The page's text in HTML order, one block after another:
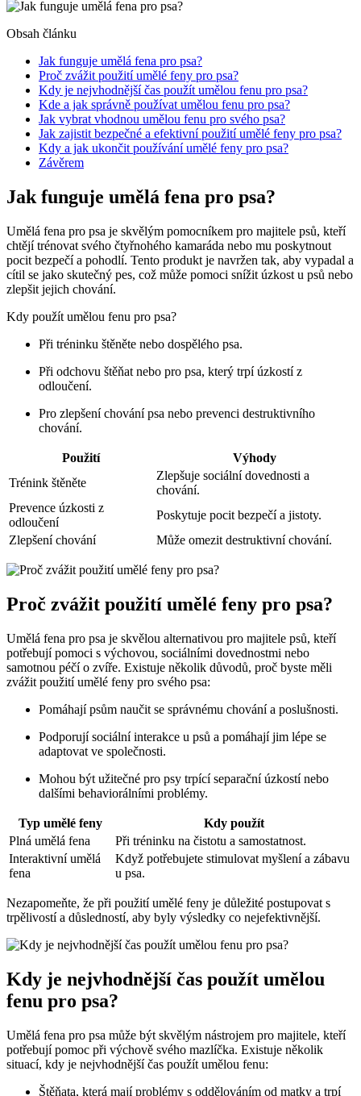
Obsah článku
Jak funguje umělá fena pro psa?
Proč zvážit použití umělé feny pro psa?
Kdy je nejvhodnější čas použít umělou fenu pro psa?
Kde a jak správně používat umělou fenu pro psa?
Jak vybrat vhodnou umělou fenu pro svého psa?
Jak zajistit bezpečné a efektivní použití umělé feny pro psa?
Kdy a jak ukončit používání umělé feny pro psa?
Závěrem
Jak funguje umělá fena pro psa?
Umělá fena pro psa je skvělým pomocníkem pro majitele psů, kteří
chtějí trénovat svého čtyřnohého kamaráda nebo mu poskytnout
pocit bezpečí a pohodlí. Tento produkt je navržen tak, aby vypadal a
cítil se jako skutečný pes, což může pomoci snížit úzkost u psů nebo
zlepšit jejich chování.
Kdy použít umělou fenu pro psa?
Při tréninku štěněte nebo dospělého psa.
Při odchovu štěňat nebo pro psa, který trpí úzkostí z
odloučení.
Pro zlepšení chování psa nebo prevenci destruktivního
chování.
Použití
Výhody
Trénink štěněte
Zlepšuje sociální dovednosti a
chování.
Prevence úzkosti z
odloučení
Poskytuje pocit bezpečí a jistoty.
Zlepšení chování
Může omezit destruktivní chování.
Proč zvážit použití umělé feny pro psa?
Umělá fena pro psa je skvělou alternativou pro majitele psů, kteří
potřebují pomoci s výchovou, sociálními dovednostmi nebo
samotnou péčí o zvíře. Existuje několik důvodů, proč byste měli
zvážit použití umělé feny pro svého psa:
Pomáhají psům naučit se správnému chování a poslušnosti.
Podporují sociální interakce u psů a pomáhají jim lépe se
adaptovat ve společnosti.
Mohou být užitečné pro psy trpící separační úzkostí nebo
dalšími behaviorálními problémy.
Typ umělé feny
Kdy použít
Plná umělá fena
Při tréninku na čistotu a samostatnost.
Interaktivní umělá
fena
Když potřebujete stimulovat myšlení a zábavu
u psa.
Nezapomeňte, že při použití umělé feny je důležité postupovat s
trpělivostí a důsledností, aby byly výsledky co nejefektivnější.
Kdy je nejvhodnější čas použít umělou
fenu pro psa?
Umělá fena pro psa může být skvělým nástrojem pro majitele, kteří
potřebují pomoc při výchově svého mazlíčka. Existuje několik
situací, kdy je nejvhodnější čas použít umělou fenu:
Štěňata, která mají problémy s oddělováním od matky a trpí